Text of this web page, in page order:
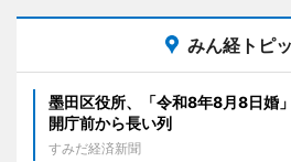
みん経トピ
墨田区役所、「令和8年8月8日婚
開庁前から長い列
すみだ経済新聞